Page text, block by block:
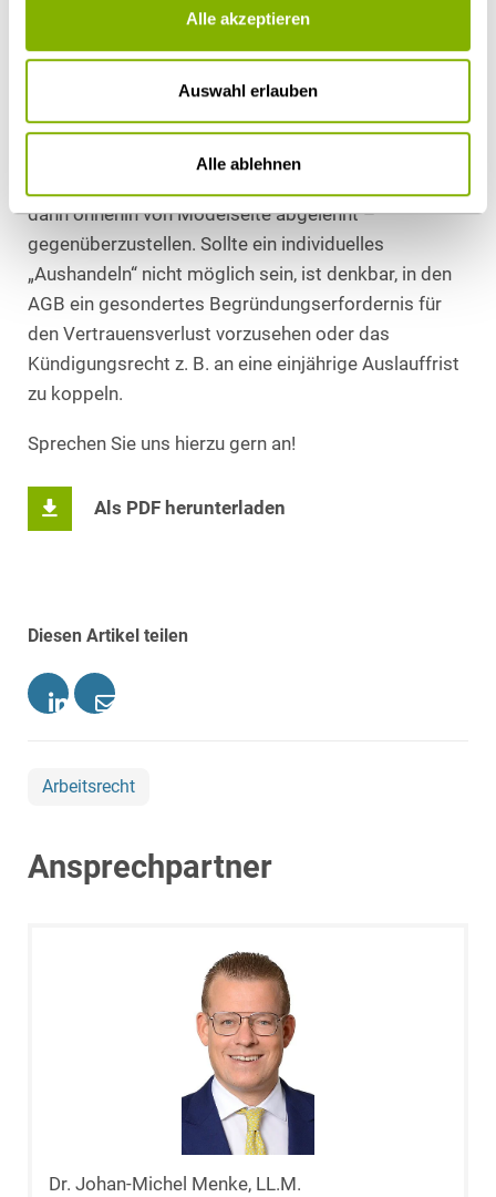
Alle akzeptieren
Auswahl erlauben
Alle ablehnen
verhandlung dürfte nach dieser neuerlichen
Entscheidung aus Agentursicht anzuraten sein, die
Verhandlung über Vertragslaufzeit,
Kündigungsmöglichkeiten etc. noch stärker und
individueller in den Fokus zu stellen und dabei ggf.
dann ohnehin von Modelseite abgelehnt –
gegenüberzustellen. Sollte ein individuelles
„Aushandeln“ nicht möglich sein, ist denkbar, in den
AGB ein gesondertes Begründungserfordernis für
den Vertrauensverlust vorzusehen oder das
Kündigungsrecht z. B. an eine einjährige Auslauffrist
zu koppeln.
Sprechen Sie uns hierzu gern an!
Als PDF herunterladen
Diesen Artikel teilen
Arbeitsrecht
Ansprechpartner
Dr. Johan-Michel Menke, LL.M.